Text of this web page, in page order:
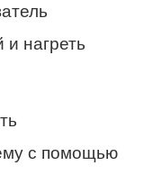
и нагреть
с помощью